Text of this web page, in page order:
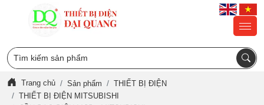
Trang chủ Sản phẩm
THIẾT BỊ ĐIỆN
THIẾT BỊ ĐIỆN MITSUBISHI